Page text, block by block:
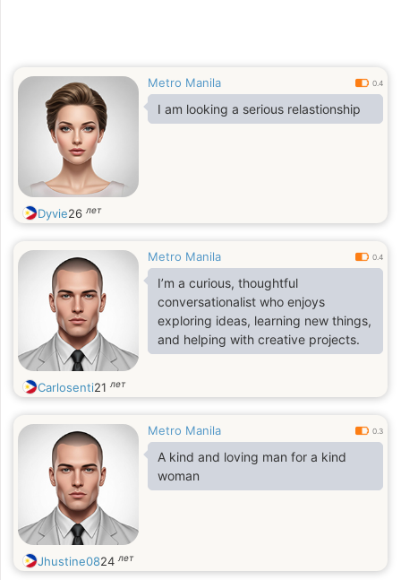
Metro Manila 0.4
I am looking a serious relastionship
Dyvie26 лет
Metro Manila 0.4
I’m a curious, thoughtful
conversationalist who enjoys
exploring ideas, learning new things,
and helping with creative projects.
Carlosenti21 лет
Metro Manila 0.3
A kind and loving man for a kind
woman
Jhustine0824 лет